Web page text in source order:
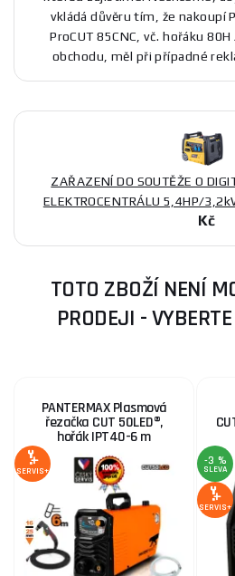
vkládá důvěru tím, že nakoupí
ProCUT 85CNC, vč. hořáku
obchodu, měl při případné
ZAŘAZENÍ DO SOUTĚŽE O
ELEKTROCENTRÁLU 5,4HP/
Kč
TOTO ZBOŽÍ NENÍ
PRODEJI -
PANTERMAX Plasmová
řezačka CUT 50LED®,
hořák IPT40-6 m
SERVIS+
-3 %
SLEVA
SERVIS+